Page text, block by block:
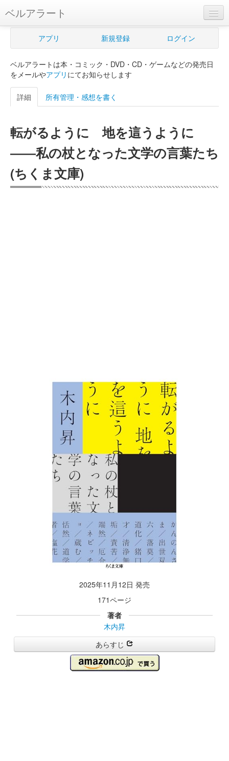
ベルアラート
ベルアラートとは
新規登録
ログイン
購入管理
Myシェルフ
プレミアム
アプリ 新規登録 ログイン
ベルアラートは本・コミック・DVD・CD・ゲームなどの発売日
をメールやアプリ にてお知らせします
詳細 所有管理・感想を書く
転がるように 地を這うように
――私の杖となった文学の言葉たち
(ちくま文庫)
2025年11月12日 発売
171ページ
著者
木内昇
あらすじ